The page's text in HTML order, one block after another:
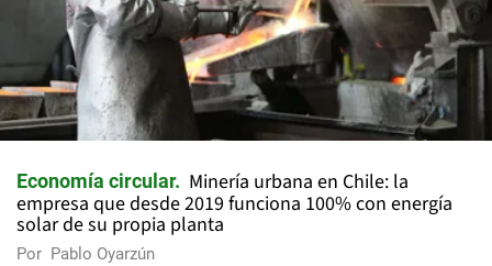
Economía circular
Minería urbana en Chile: la
empresa que desde 2019 funciona 100% con energía
solar de su propia planta
Por Pablo Oyarzún